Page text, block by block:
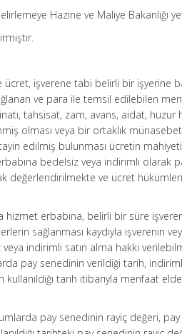
Hazine ve Maliye Bakanlığı
ücret, işverene tabi belirli bir işyerine
ve para ile temsil edilebilen
tahsisat, zam, avans, aidat, huzur
olması veya bir ortaklık
edilmiş bulunması ücretin
bedelsiz veya indirimli olarak
değerlendirilmekte ve ücret
hizmet erbabına, belirli bir süre
sağlanması kaydıyla işverenin
indirimli satın alma hakkı
pay senedinin verildiği tarih,
kullanıldığı tarih itibarıyla menfaat
pay senedinin rayiç değeri,